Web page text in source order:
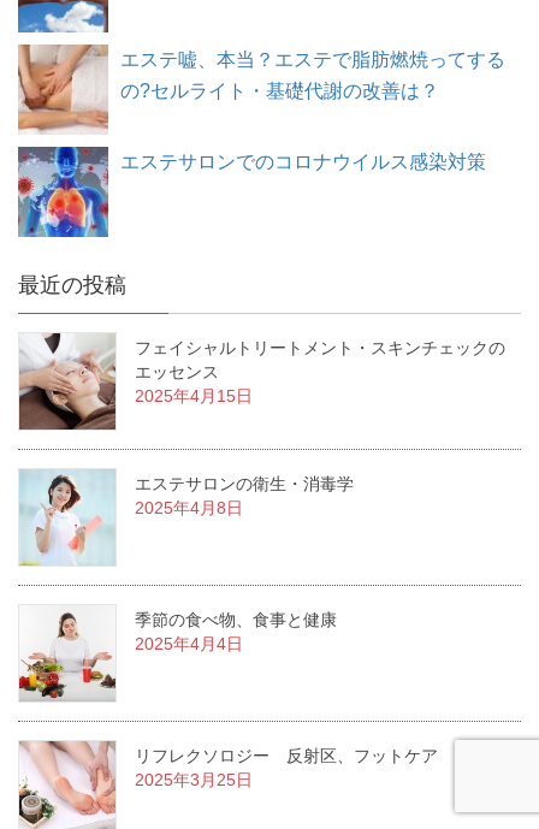
エステ嘘、本当？エステで脂肪燃焼ってする
の?セルライト・基礎代謝の改善は？
エステサロンでのコロナウイルス感染対策
最近の投稿
フェイシャルトリートメント・スキンチェックの
エッセンス
2025年4月15日
エステサロンの衛生・消毒学
2025年4月8日
季節の食べ物、食事と健康
2025年4月4日
リフレクソロジー 反射区、フットケア
2025年3月25日